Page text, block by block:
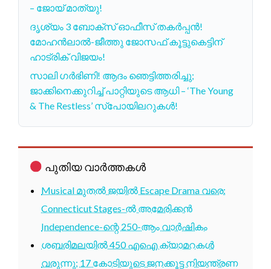
– ജോയ് മാത്യു!
ദൃശ്യം 3 ബോക്സ് ഓഫീസ് തകർപ്പൻ!
മോഹൻലാൽ-ജീത്തു ജോസഫ് കൂട്ടുകെട്ടിന്
ഹാട്രിക് വിജയം!
സാലി ഗർഭിണി! ആദം ഞെട്ടിത്തരിച്ചു;
ജാക്കിനെക്കുറിച്ച് പാറ്റിയുടെ ആധി – ‘The Young
& The Restless’ സ്പോയിലറുകൾ!
പുതിയ വാർത്തകൾ
Musical മുതൽ ജയിൽ Escape Drama വരെ:
Connecticut Stages-ൽ അമേരിക്കൻ
Independence-ന്റെ 250-ആം വാർഷികം
ശബരിമലയിൽ 450 എഐ ക്യാമറകൾ
വരുന്നു; 17 കോടിയുടെ ജനക്കൂട്ട നിയന്ത്രണ